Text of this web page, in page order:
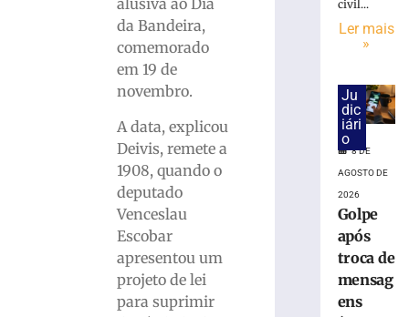
alusiva ao Dia
da Bandeira,
comemorado
em 19 de
novembro.
A data, explicou
Deivis, remete a
1908, quando o
deputado
Venceslau
Escobar
apresentou um
projeto de lei
para suprimir
perda
infrações
disciplinares
civil...
Ler mais
»
Ju
dic
iári
o
8 DE
AGOSTO DE
2026
Golpe
após
troca de
mensag
ens